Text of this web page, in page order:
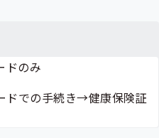
ドのみ
ドでの手続き→健康保険証